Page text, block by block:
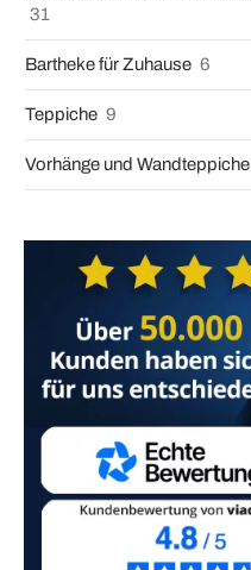
31
Bartheke für Zuhause 6
Teppiche 9
Vorhänge und Wandteppiche